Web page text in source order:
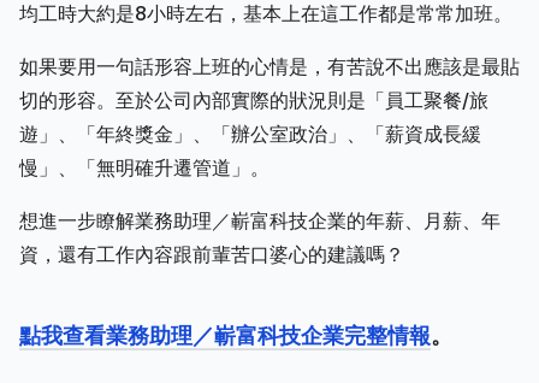
均工時大約是8小時左右，基本上在這工作都是常常加班。
如果要用一句話形容上班的心情是，有苦說不出應該是最貼
切的形容。至於公司內部實際的狀況則是「員工聚餐/旅
遊」、「年終獎金」、「辦公室政治」、「薪資成長緩
慢」、「無明確升遷管道」。
想進一步瞭解業務助理／嶄富科技企業的年薪、月薪、年
資，還有工作內容跟前輩苦口婆心的建議嗎？
點我查看業務助理／嶄富科技企業完整情報。